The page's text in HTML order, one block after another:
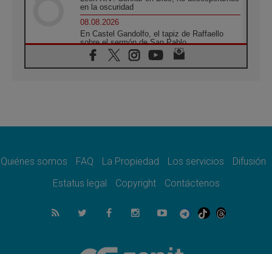
en la oscuridad
08.08.2026
En Castel Gandolfo, el tapiz de Raffaello
sobre el sermón de San Pablo
08.08.2026
En Colombia, «la paz no se compra con una
08.08.2026
08.08.2026
del Buen Consejo de Genazzano
Filipinas: el Vicariato Apostólico de Calapán
se convierte en diócesis
Honduras: Los desplazados invisibles de una
Quiénes somos FAQ La Propiedad Los servicios
Difusión
Estatus legal
Copyright Contáctenos